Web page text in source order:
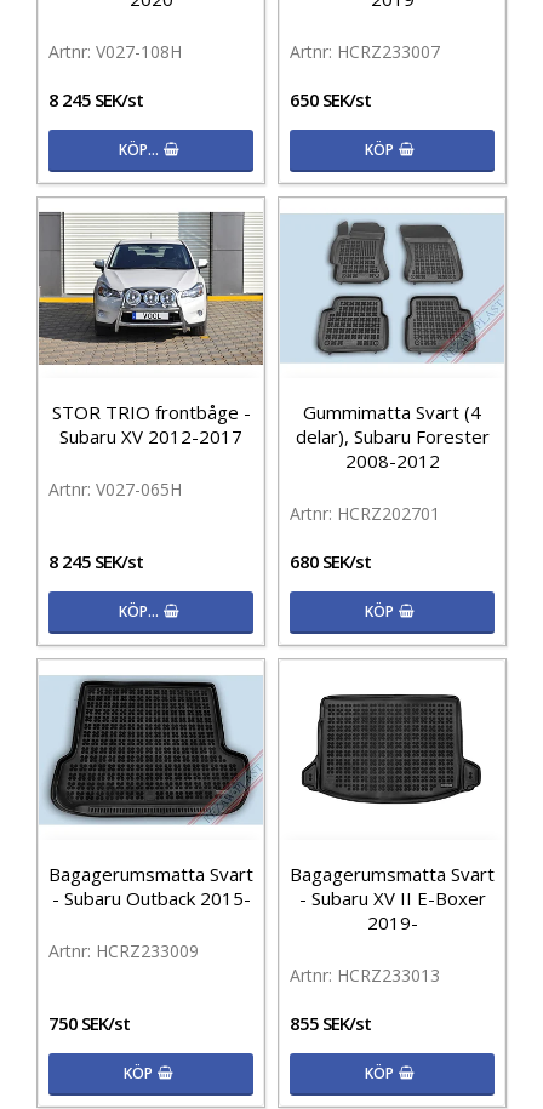
V027-108H
8 245 SEK/st
KÖP…
HCRZ233007
650 SEK/st
KÖP
STOR TRIO frontbåge -
Subaru XV 2012-2017
V027-065H
8 245 SEK/st
KÖP…
Gummimatta Svart (4
delar), Subaru Forester
2008-2012
HCRZ202701
680 SEK/st
KÖP
Bagagerumsmatta Svart
- Subaru Outback 2015-
HCRZ233009
750 SEK/st
KÖP
Bagagerumsmatta Svart
- Subaru XV II E-Boxer
2019-
HCRZ233013
855 SEK/st
KÖP